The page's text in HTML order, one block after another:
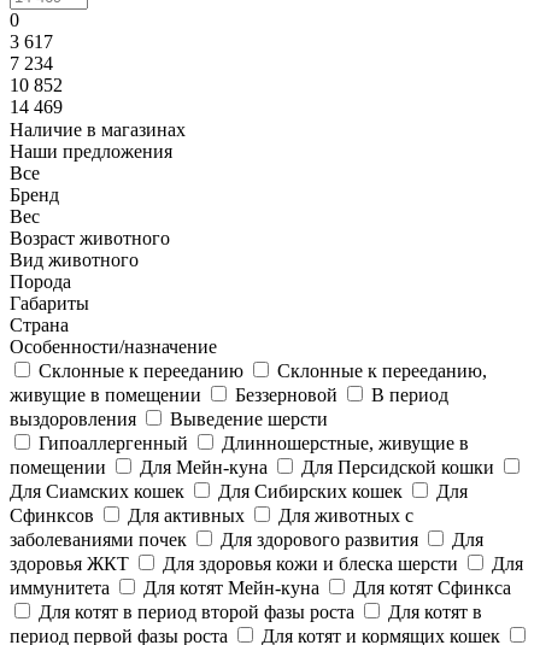
0
3 617
7 234
10 852
14 469
Наличие в магазинах
Наши предложения
Все
Бренд
Вес
Возраст животного
Вид животного
Порода
Габариты
Страна
Особенности/назначение
Cклонные к перееданию
Cклонные к перееданию,
живущие в помещении
Беззерновой
В период
выздоровления
Выведение шерсти
Гипоаллергенный
Длинношерстные, живущие в
помещении
Для Мейн-куна
Для Персидской кошки
Для Сиамских кошек
Для Сибирских кошек
Для
Сфинксов
Для активных
Для животных с
заболеваниями почек
Для здорового развития
Для
здоровья ЖКТ
Для здоровья кожи и блеска шерсти
Для
иммунитета
Для котят Мейн-куна
Для котят Сфинкса
Для котят в период второй фазы роста
Для котят в
период первой фазы роста
Для котят и кормящих кошек